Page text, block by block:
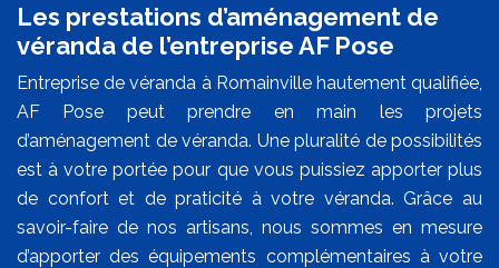
Les prestations d’aménagement de
véranda de l’entreprise AF Pose
Entreprise de véranda à Romainville hautement qualifiée,
AF Pose peut prendre en main les projets
d’aménagement de véranda. Une pluralité de possibilités
est à votre portée pour que vous puissiez apporter plus
de confort et de praticité à votre véranda. Grâce au
savoir-faire de nos artisans, nous sommes en mesure
d’apporter des équipements complémentaires à votre